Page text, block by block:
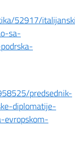
52917/
sa-
predsednik-
diplomatije-
evropskom-